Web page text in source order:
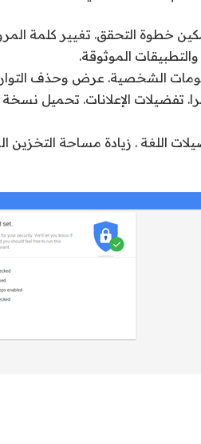
خطوة التحقق. تغيير كلمة
والتطبيقات الموثوقة.
الشخصية. عرض وحذف
تفضيلات الإعلانات. تحميل
اللغة . زيادة مساحة